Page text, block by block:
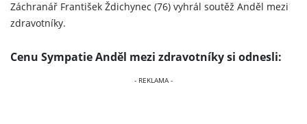
Záchranář František Ždichynec (76) vyhrál soutěž Anděl mezi
zdravotníky.
Cenu Sympatie Anděl mezi zdravotníky si odnesli: